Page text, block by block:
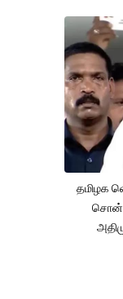
தமிழக
சொன்ன